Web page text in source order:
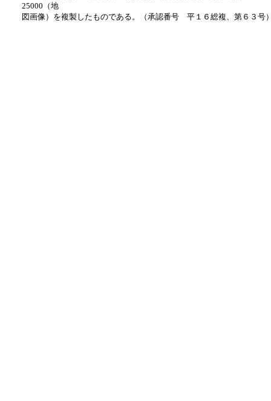
25000（地
図画像）を複製したものである。（承認番号 平１６総複、第６３号